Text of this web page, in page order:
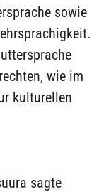
sowie
wie im
kulturellen
sagte